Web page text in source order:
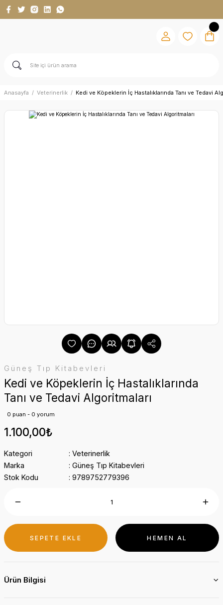
Anasayfa Veterinerlik Kedi ve Köpeklerin İç Hastalıklarında Tanı ve Tedavi
Güneş Tıp Kitabevleri
Kedi ve Köpeklerin İç Hastalıklarında
Tanı ve Tedavi Algoritmaları
0 puan - 0 yorum
1.100,00₺
Kategori
Veterinerlik
Marka
Güneş Tıp Kitabevleri
Stok Kodu
9789752779396
SEPETE EKLE HEMEN AL
Ürün Bilgisi